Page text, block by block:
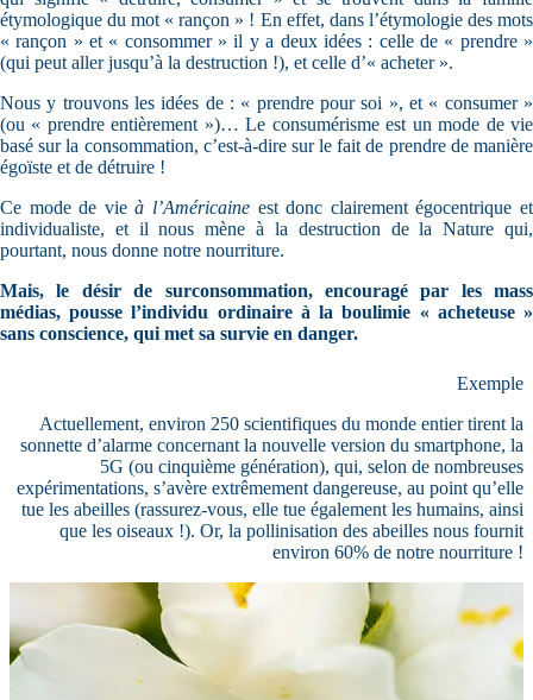
étymologique du mot « rançon » ! En effet, dans l’étymologie des mots
« rançon » et « consommer » il y a deux idées : celle de « prendre »
(qui peut aller jusqu’à la destruction !), et celle d’« acheter ».
Nous y trouvons les idées de : « prendre pour soi », et « consumer »
(ou « prendre entièrement »)… Le consumérisme est un mode de vie
basé sur la consommation, c’est-à-dire sur le fait de prendre de manière
égoïste et de détruire !
Ce mode de vieà l’Américaine est donc clairement égocentrique et
individualiste, et il nous mène à la destruction de la Nature qui,
pourtant, nous donne notre nourriture.
Mais, le désir de surconsommation, encouragé par les mass
médias, pousse l’individu ordinaire à la boulimie « acheteuse »
sans conscience, qui met sa survie en danger.
Exemple
Actuellement, environ 250 scientifiques du monde entier tirent la
sonnette d’alarme concernant la nouvelle version du smartphone, la
5G (ou cinquième génération), qui, selon de nombreuses
expérimentations, s’avère extrêmement dangereuse, au point qu’elle
tue les abeilles (rassurez-vous, elle tue également les humains, ainsi
que les oiseaux !). Or, la pollinisation des abeilles nous fournit
environ 60% de notre nourriture !